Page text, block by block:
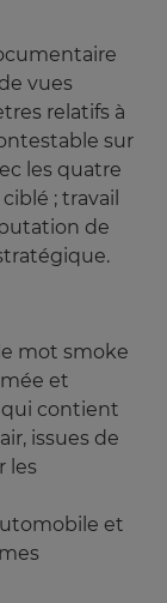
vues
relatifs à
sur
les quatre
; travail
de
mot smoke
et
qui contient
issues de
les
et